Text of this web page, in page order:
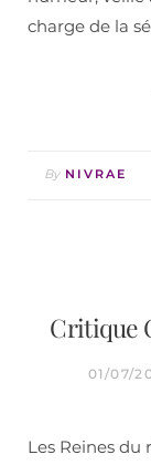
charge de la
By NIVRAE
Critique
01/07/
Les Reines